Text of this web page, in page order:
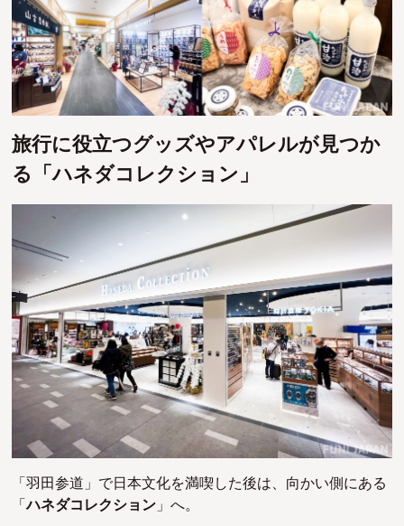
旅行に役立つグッズやアパレルが見つか
る「ハネダコレクション」
「羽田参道」で日本文化を満喫した後は、向かい側にある
「ハネダコレクション」へ。